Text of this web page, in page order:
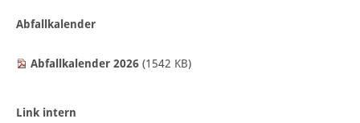
Abfallkalender
Abfallkalender 2026 (1542 KB)
Link intern